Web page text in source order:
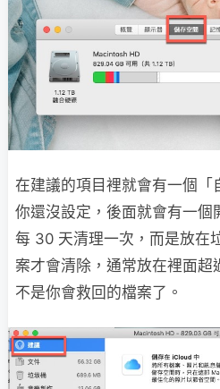
在建議的項目裡就會有一個「
你還沒設定，後面就會有一個
每 30 天清理一次，而是放在
案才會清除，通常放在裡面
不是你會救回的檔案了。